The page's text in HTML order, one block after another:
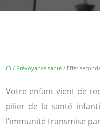
/ Prévoyance santé / Effet
Votre enfant vient de
pilier de la santé
l’immunité transmise